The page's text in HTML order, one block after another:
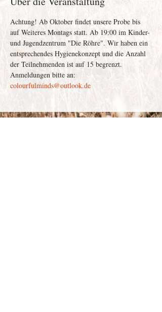
Achtung! Ab Oktober findet unsere Probe bis
auf Weiteres Montags statt. Ab 19:00 im Kinder-
und Jugendzentrum "Die Röhre". Wir haben ein
entsprechendes Hygienekonzept und die Anzahl
der Teilnehmenden ist auf 15 begrenzt.
Anmeldungen bitte an:
colourfulminds@outlook.de